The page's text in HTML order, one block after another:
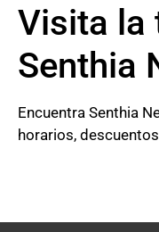
Visita la
Senthia
Encuentra Senthia
horarios,